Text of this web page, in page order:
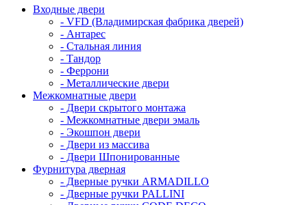
Входные двери
- VFD (Владимирская фабрика дверей)
- Антарес
- Стальная линия
- Тандор
- Феррони
- Металлические двери
Межкомнатные двери
- Двери скрытого монтажа
- Межкомнатные двери эмаль
- Экошпон двери
- Двери из массива
- Двери Шпонированные
Фурнитура дверная
- Дверные ручки ARMADILLO
- Дверные ручки PALLINI